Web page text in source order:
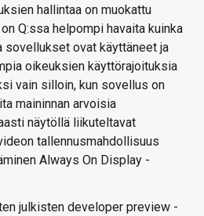
hallintaa on muokattu
Q:ssa helpompi havaita kuinka
sovellukset ovat käyttäneet ja
oikeuksien käyttörajoituksia
vain silloin, kun sovellus on
maininnan arvoisia
näytöllä liikuteltavat
tallennusmahdollisuus
Always On Display -
julkisten developer preview -